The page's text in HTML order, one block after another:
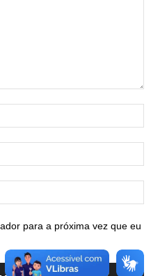
para a próxima vez que eu